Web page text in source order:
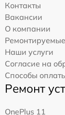
Контакты
Вакансии
О компании
Наши услуги
Согласие на
Способы
Ремонт
OnePlus 11